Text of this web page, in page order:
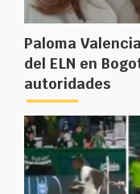
Paloma
del ELN en
autoridades